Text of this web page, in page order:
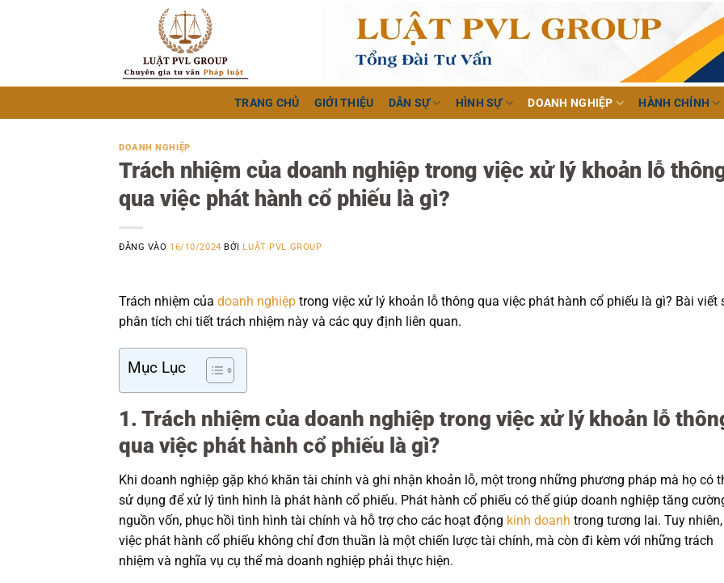
TRANG CHỦ GIỚI THIỆU DÂN SỰ HÌNH SỰ DOANH NGHIỆP HÀNH CHÍNH
DOANH NGHIỆP
Trách nhiệm của doanh nghiệp trong việc xử lý khoản lỗ
qua việc phát hành cổ phiếu là gì?
ĐĂNG VÀO 16/10/2024 BỞI LUẬT PVL GROUP
Trách nhiệm của doanh nghiệp trong việc xử lý khoản lỗ thông qua việc phát hành cổ phiếu là gì? Bài viết
phân tích chi tiết trách nhiệm này và các quy định liên quan.
Mục Lục
1. Trách nhiệm của doanh nghiệp trong việc xử lý khoản lỗ
qua việc phát hành cổ phiếu là gì?
Khi doanh nghiệp gặp khó khăn tài chính và ghi nhận khoản lỗ, một trong những phương pháp mà họ có
sử dụng để xử lý tình hình là phát hành cổ phiếu. Phát hành cổ phiếu có thể giúp doanh nghiệp tăng
nguồn vốn, phục hồi tình hình tài chính và hỗ trợ cho các hoạt động kinh doanh trong tương lai. Tuy nhiên,
việc phát hành cổ phiếu không chỉ đơn thuần là một chiến lược tài chính, mà còn đi kèm với những trách
nhiệm và nghĩa vụ cụ thể mà doanh nghiệp phải thực hiện.